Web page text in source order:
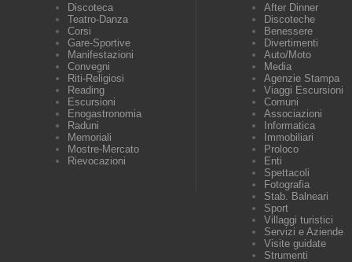
Discoteca
Teatro-Danza
Corsi
Gare-Sportive
Manifestazioni
Convegni
Riti-Religiosi
Reading
Escursioni
Enogastronomia
Raduni
Memoriali
Mostre-Mercato
Rievocazioni
After Dinner
Discoteche
Benessere
Divertimenti
Auto/Moto
Media
Agenzie Stampa
Viaggi Escursioni
Comuni
Associazioni
Informatica
Immobiliari
Proloco
Enti
Spettacoli
Fotografia
Stab. Balneari
Sport
Villaggi turistici
Servizi e Aziende
Visite guidate
Strumenti